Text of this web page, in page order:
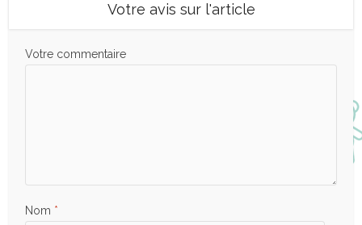
Votre avis sur l'article
Votre commentaire
Nom *